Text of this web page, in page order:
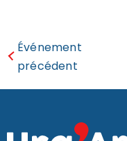
Événement
précédent